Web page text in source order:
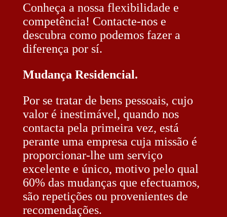
Conheça a nossa flexibilidade e
competência! Contacte-nos e
descubra como podemos fazer a
diferença por sí.
Mudança Residencial.
Por se tratar de bens pessoais, cujo
valor é inestimável, quando nos
contacta pela primeira vez, está
perante uma empresa cuja missão é
proporcionar-lhe um serviço
excelente e único, motivo pelo qual
60% das mudanças que efectuamos,
são repetições ou provenientes de
recomendações.